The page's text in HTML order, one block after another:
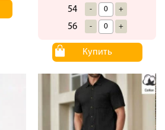
54 - +
56 - +
Купить